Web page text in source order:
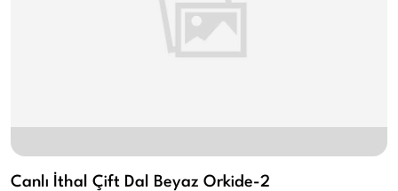
Canlı İthal Çift Dal Beyaz Orkide-2